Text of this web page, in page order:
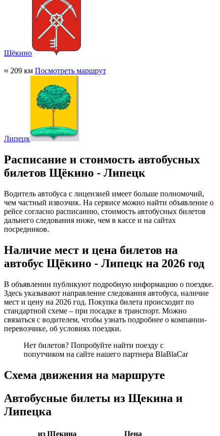
Щёкино
≈ 209 км Посмотреть маршрут
Липецк
Расписание и стоимость автобусных
билетов Щёкино - Липецк
Водитель автобуса с лицензией имеет больше полномочий,
чем частный извозчик. На сервисе можно найти объявление о
рейсе согласно расписанию, стоимость автобусных билетов
дальнего следования ниже, чем в кассе и на сайтах
посредников.
Наличие мест и цена билетов на
автобус Щёкино - Липецк на 2026 год
В объявлении публикуют подробную информацию о поездке.
Здесь указывают направление следования автобуса, наличие
мест и цену на 2026 год. Покупка билета происходит по
стандартной схеме – при посадке в транспорт. Можно
связаться с водителем, чтобы узнать подробнее о компании-
перевозчике, об условиях поездки.
Нет билетов? Попробуйте найти поезду с
попутчиком на сайте нашего партнера BlaBlaCar
Схема движения на маршруте
Автобусные билеты из Щекина и
Липецка
из Щекина
Цена